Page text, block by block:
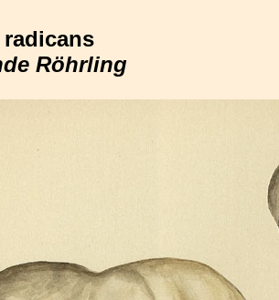
Röhrling